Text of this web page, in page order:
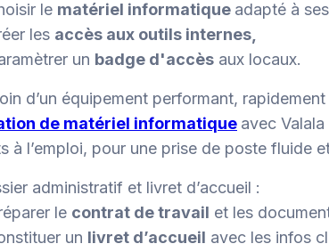
le matériel informatique adapté à
les accès aux outils internes,
un badge d'accès aux locaux.
d’un équipement performant,
de matériel informatique avec Valala
à l’emploi, pour une prise de poste fluide
administratif et livret d’accueil :
le contrat de travail et les
un livret d’accueil avec les infos